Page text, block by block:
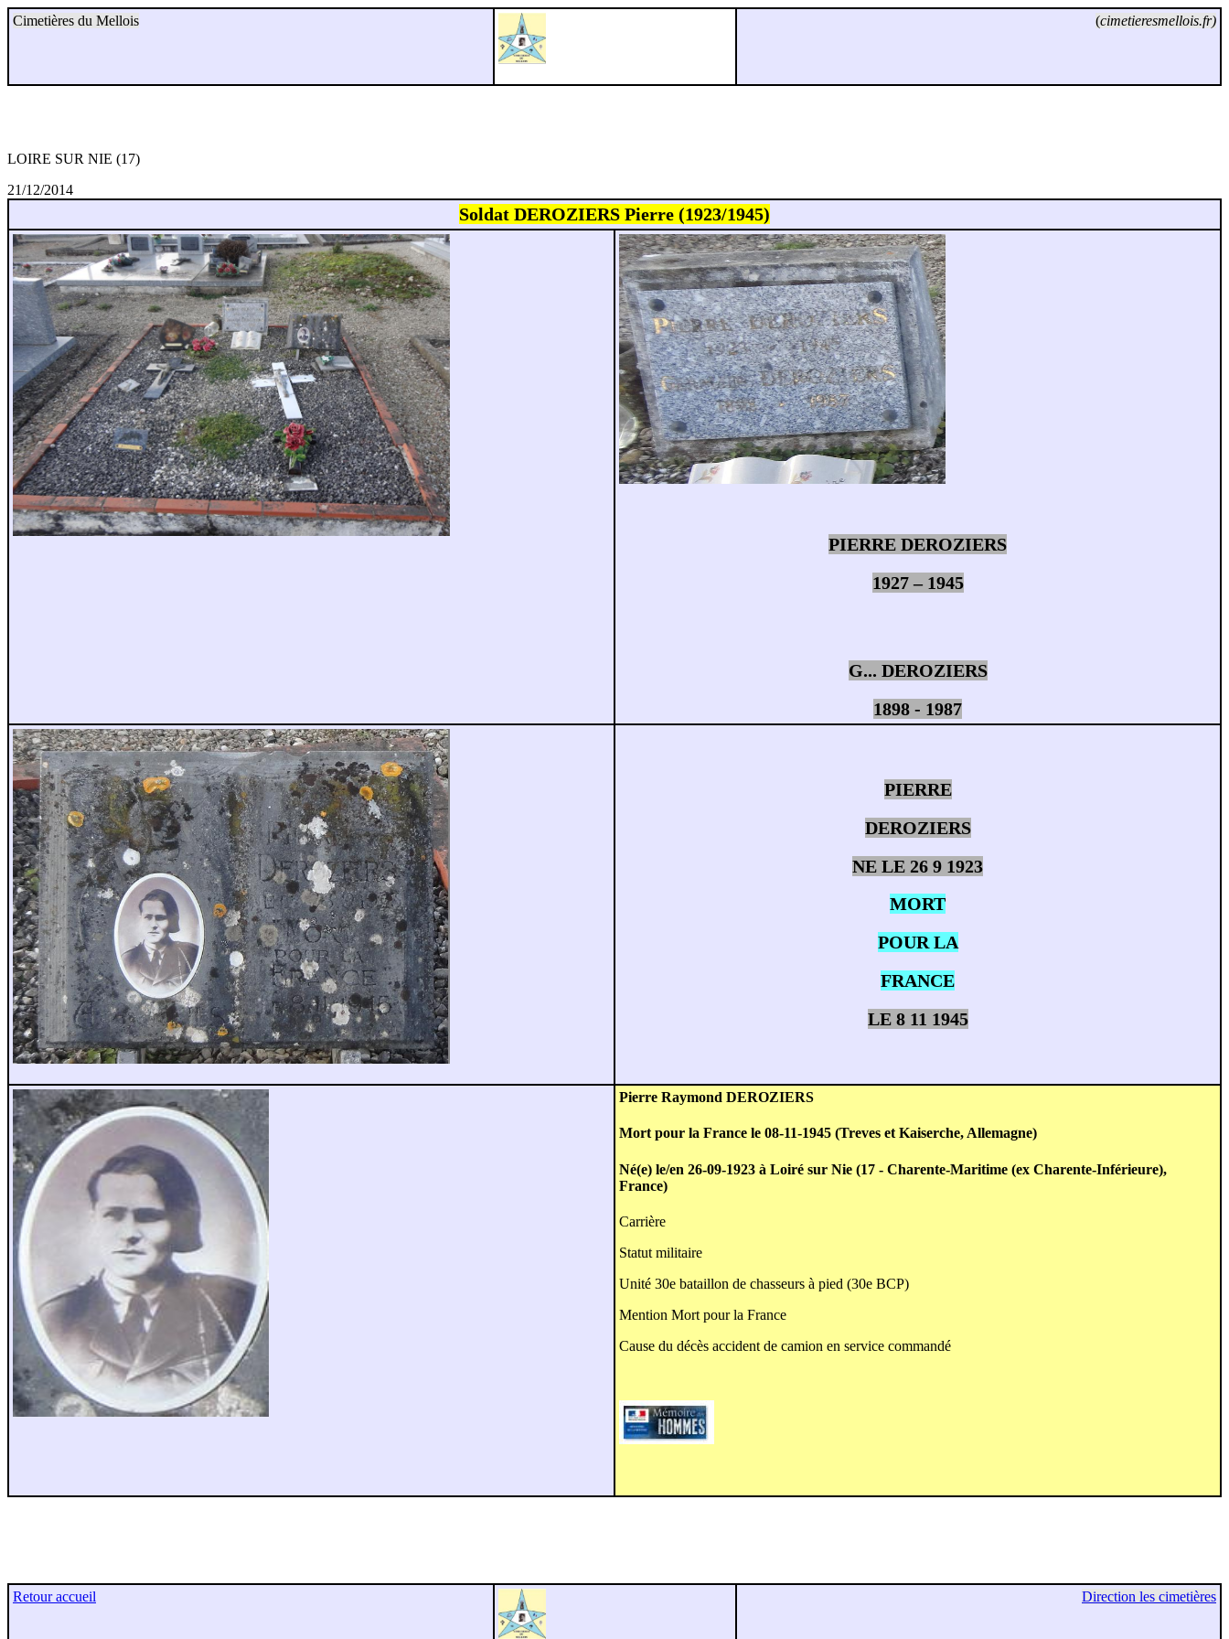
Cimetières du Mellois (cimetieresmellois.fr)
LOIRE SUR NIE (17)
21/12/2014
Soldat DEROZIERS Pierre (1923/1945)
PIERRE DEROZIERS
1927 – 1945
G... DEROZIERS
1898 - 1987
PIERRE
DEROZIERS
NE LE 26 9 1923
MORT
POUR LA
FRANCE
LE 8 11 1945
Pierre Raymond DEROZIERS
Mort pour la France le 08-11-1945 (Treves et Kaiserche, Allemagne)
Né(e) le/en 26-09-1923 à Loiré sur Nie (17 - Charente-Maritime (ex Charente-Inférieure),
France)
Carrière
Statut militaire
Unité 30e bataillon de chasseurs à pied (30e BCP)
Mention Mort pour la France
Cause du décès accident de camion en service commandé
Retour accueil Direction les cimetières